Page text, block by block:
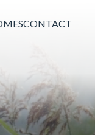
CONTACT